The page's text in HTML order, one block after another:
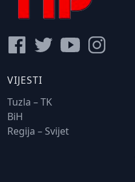
VIJESTI
Tuzla – TK
BiH
Regija – Svijet